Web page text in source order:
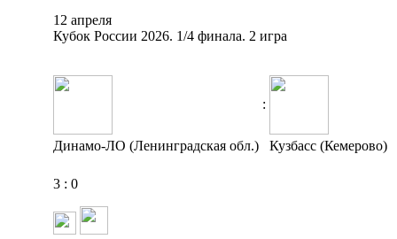
12 апреля
Кубок России 2026. 1/4 финала. 2 игра
:
Динамо-ЛО (Ленинградская обл.) Кузбасс (Кемерово)
3 : 0